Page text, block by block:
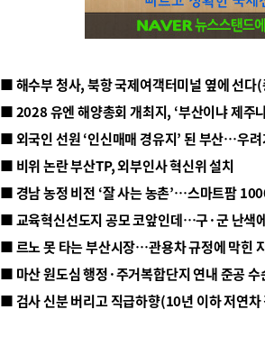
■ 해수부 청사, 북항 국제여객터미널 옆에 선다
■ 2028 유엔 해양총회 개최지, ‘부산이냐 제주
■ 외국인 선원 ‘인신매매 경유지’ 된 부산…우려
■ 비위 논란 부산TP, 외부인사 혁신위 설치
■ 르노 못 타는 부산시장…관용차 규정에 막힌
■ 마산 원도심 행정·주거복합단지 연내 준공 수